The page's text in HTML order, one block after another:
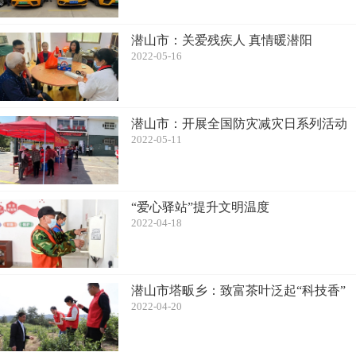
潜山市：关爱残疾人 真情暖潜阳
2022-05-16
潜山市：开展全国防灾减灾日系列活动
2022-05-11
“爱心驿站”提升文明温度
2022-04-18
潜山市塔畈乡：致富茶叶泛起“科技香”
2022-04-20